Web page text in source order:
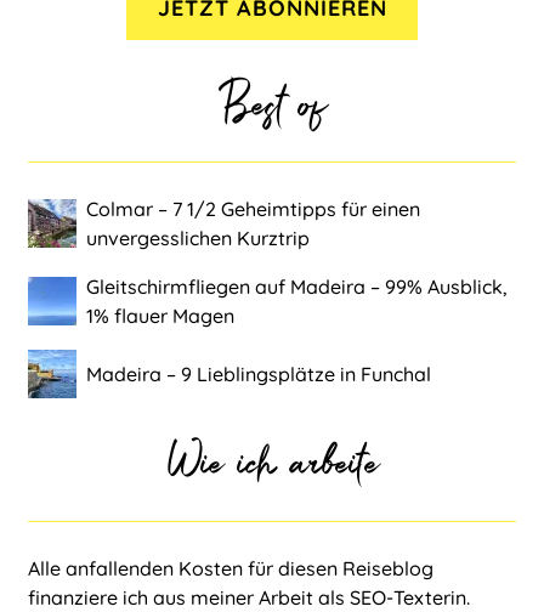
Best of
Colmar ‒ 7 1/2 Geheimtipps für einen
unvergesslichen Kurztrip
Gleitschirmfliegen auf Madeira ‒ 99% Ausblick,
1% flauer Magen
Madeira ‒ 9 Lieblingsplätze in Funchal
Wie ich arbeite
Alle anfallenden Kosten für diesen Reiseblog
finanziere ich aus meiner Arbeit als SEO-Texterin.